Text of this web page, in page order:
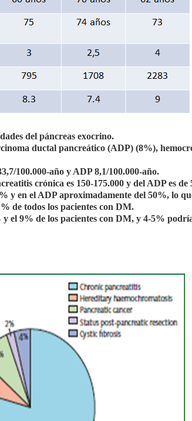
del páncreas exocrino.
ductal pancreático (ADP) (8%),
100.000-año y ADP 8,1/100.000-año.
crónica es 150-175.000 y del ADP es de
y en el ADP aproximadamente del 50%, lo
de todos los pacientes con DM.
el 9% de los pacientes con DM, y 4-5%